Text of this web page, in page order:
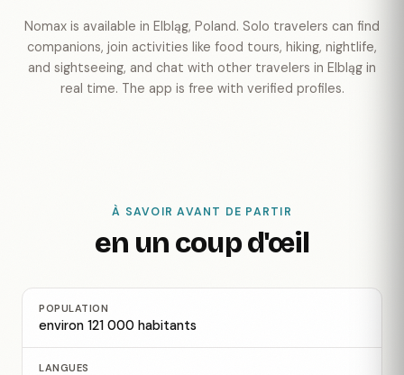
Nomax is available in Elbląg, Poland. Solo travelers can find
companions, join activities like food tours, hiking, nightlife,
and sightseeing, and chat with other travelers in Elbląg in
real time. The app is free with verified profiles.
À SAVOIR AVANT DE PARTIR
en un coup d'œil
POPULATION
environ 121 000 habitants
LANGUES